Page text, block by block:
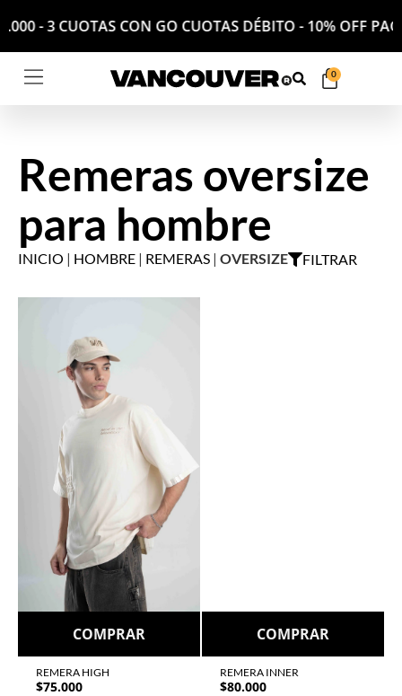
CON GO CUOTAS DÉBITO - 10% OFF
0
Remeras oversize
para hombre
INICIO | HOMBRE | REMERAS | OVERSIZE FILTRAR
COMPRAR
REMERA HIGH
$75.000
COMPRAR
REMERA INNER
$80.000